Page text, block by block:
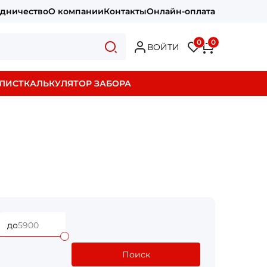
О компанииКонтактыОнлайн-оплата
ВОЙТИ 0 0
КАЛЬКУЛЯТОР ЗАБОРА
до
Поиск